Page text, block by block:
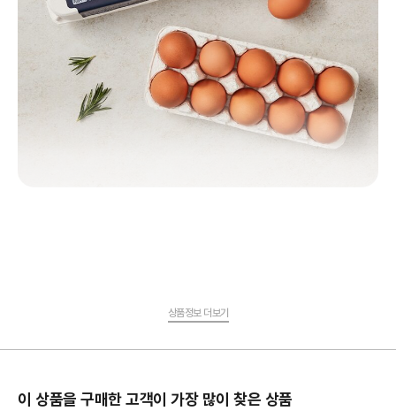
상품정보 더보기
이 상품을 구매한 고객이 가장 많이 찾은 상품